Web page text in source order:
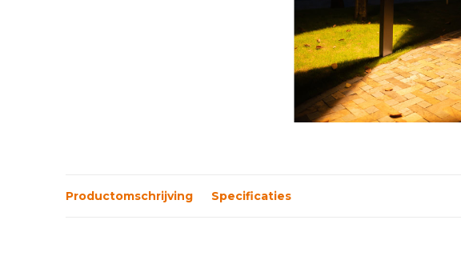
Productomschrijving Specificaties